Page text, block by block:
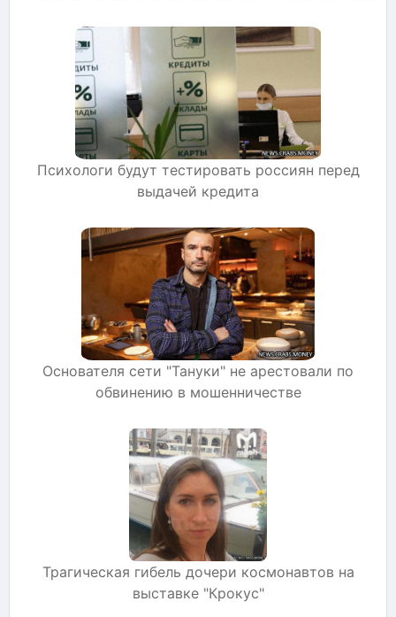
Психологи будут тестировать россиян перед
выдачей кредита
Основателя сети "Тануки" не арестовали по
обвинению в мошенничестве
Трагическая гибель дочери космонавтов на
выставке "Крокус"